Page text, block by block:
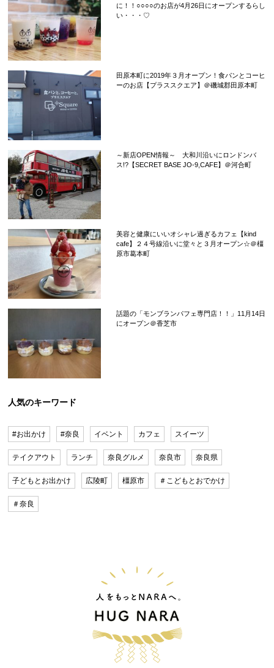
に！！○○○○のお店が4月26日にオープンするらし
い・・・♡
田原本町に2019年３月オープン！食パンとコーヒ
ーのお店【プラススクエア】＠磯城郡田原本町
～新店OPEN情報～ 大和川沿いにロンドンバ
ス!?【SECRET BASE JO-9,CAFE】＠河合町
美容と健康にいいオシャレ過ぎるカフェ【kind
cafe】２４号線沿いに堂々と３月オープン☆＠橿
原市葛本町
話題の「モンブランパフェ専門店！！」11月14日
にオープン＠香芝市
人気のキーワード
#お出かけ #奈良 イベント カフェ スイーツ
テイクアウト ランチ 奈良グルメ 奈良市 奈良県
子どもとお出かけ 広陵町 橿原市 ＃こどもとおでかけ
＃奈良